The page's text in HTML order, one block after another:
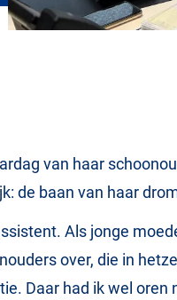
van haar
de baan van haar
Als jonge
over, die in
Daar had ik wel